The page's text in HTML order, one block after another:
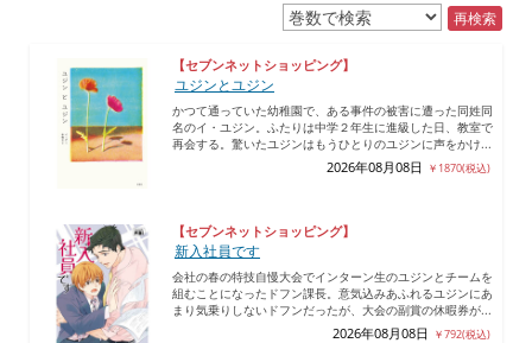
再検索
【セブンネットショッピング】
ユジンとユジン
かつて通っていた幼稚園で、ある事件の被害に遭った同姓同
名のイ・ユジン。ふたりは中学２年生に進級した日、教室で
再会する。驚いたユジンはもうひとりのユジンに声をかけ...
2026年08月08日 ￥1870(税込)
【セブンネットショッピング】
新入社員です
会社の春の特技自慢大会でインターン生のユジンとチームを
組むことになったドフン課長。意気込みあふれるユジンにあ
まり気乗りしないドフンだったが、大会の副賞の休暇券が...
2026年08月08日 ￥792(税込)